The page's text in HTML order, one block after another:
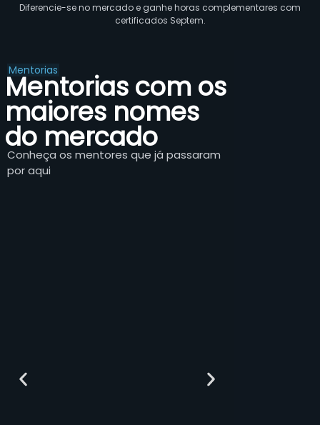
Diferencie-se no mercado e ganhe horas complementares com
certificados Septem.
Mentorias
Mentorias com os
maiores nomes
do mercado
Conheça os mentores que já passaram
por aqui